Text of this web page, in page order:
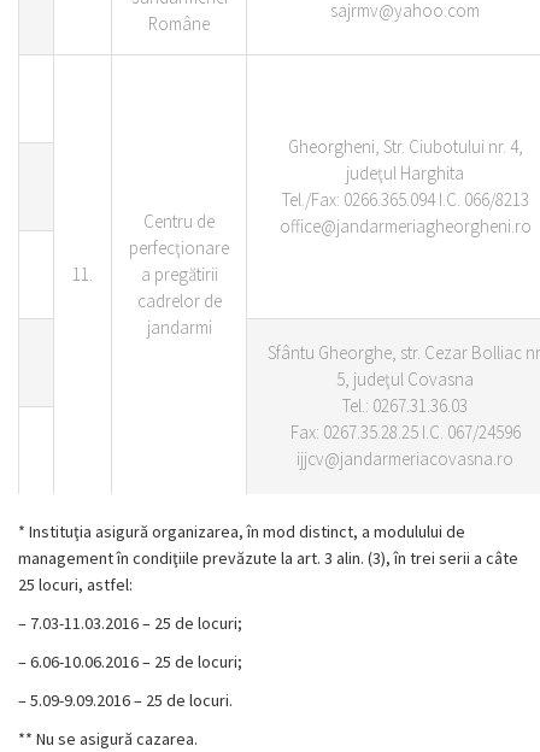
Române
sajrmv@yahoo.com
11.
Centru de
perfecţionare
a pregătirii
cadrelor de
jandarmi
Gheorgheni, Str. Ciubotului nr. 4,
judeţul Harghita
Tel./Fax: 0266.365.094 I.C. 066/8213
office@jandarmeriagheorgheni.ro
Sfântu Gheorghe, str. Cezar Bolliac
5, judeţul Covasna
Tel.: 0267.31.36.03
Fax: 0267.35.28.25 I.C. 067/24596
ijjcv@jandarmeriacovasna.ro
* Instituţia asigură organizarea, în mod distinct, a modulului de
management în condiţiile prevăzute la art. 3 alin. (3), în trei serii a câte
25 locuri, astfel:
– 7.03-11.03.2016 – 25 de locuri;
–6.06-10.06.2016 – 25 de locuri;
–5.09-9.09.2016 – 25 de locuri.
** Nu se asigură cazarea.